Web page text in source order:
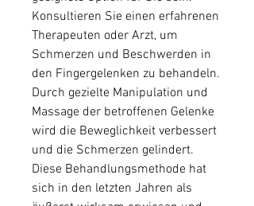
Konsultieren Sie einen erfahrenen
Therapeuten oder Arzt, um
Schmerzen und Beschwerden in
den Fingergelenken zu behandeln.
Durch gezielte Manipulation und
Massage der betroffenen Gelenke
wird die Beweglichkeit verbessert
und die Schmerzen gelindert.
Diese Behandlungsmethode hat
sich in den letzten Jahren als